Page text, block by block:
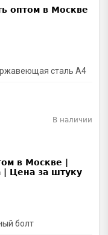
сталь A4
болт
В наличии